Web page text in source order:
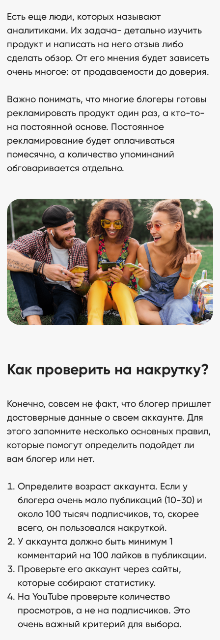
Есть еще люди, которых называют
аналитиками. Их задача- детально изучить
продукт и написать на него отзыв либо
сделать обзор. От его мнения будет зависеть
очень многое: от продаваемости до доверия.
Важно понимать, что многие блогеры готовы
рекламировать продукт один раз, а кто-то-
на постоянной основе. Постоянное
рекламирование будет оплачиваться
помесячно, а количество упоминаний
обговаривается отдельно.
Как проверить на накрутку?
Конечно, совсем не факт, что блогер пришлет
достоверные данные о своем аккаунте. Для
этого запомните несколько основных правил,
которые помогут определить подойдет ли
вам блогер или нет.
Определите возраст аккаунта. Если у
блогера очень мало публикаций (10-30) и
около 100 тысяч подписчиков, то, скорее
всего, он пользовался накруткой.
У аккаунта должно быть минимум 1
комментарий на 100 лайков в публикации.
Проверьте его аккаунт через сайты,
которые собирают статистику.
На YouTube проверьте количество
просмотров, а не на подписчиков. Это
очень важный критерий для выбора.